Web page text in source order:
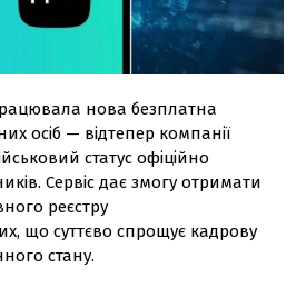
нова безплатна
осіб — відтепер компанії
статус офіційно
Сервіс дає змогу отримати
реєстру
що суттєво спрощує кадрову
стану.